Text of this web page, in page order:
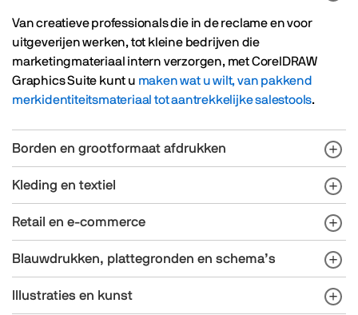
Van creatieve professionals die in de reclame en voor
uitgeverijen werken, tot kleine bedrijven die
marketingmateriaal intern verzorgen, met CorelDRAW
Graphics Suite kunt u maken wat u wilt, van pakkend
merkidentiteitsmateriaal tot aantrekkelijke salestools.
Borden en grootformaat afdrukken
Kleding en textiel
Retail en e-commerce
Blauwdrukken, plattegronden en schema’s
Illustraties en kunst